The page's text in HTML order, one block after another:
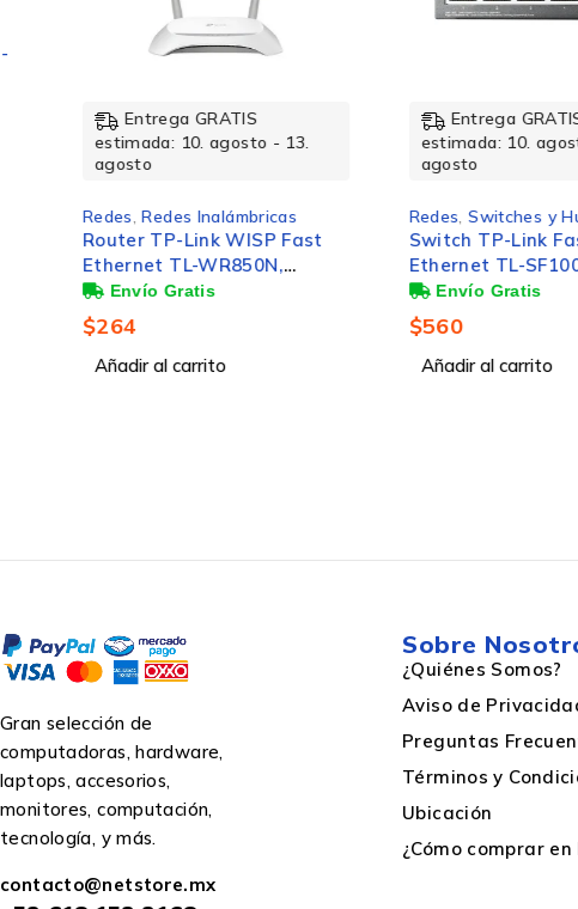
Ancho
Características de LAN inalámbrico
Estándares de Wi-Fi
Máximo estándar Wi-Fi
Diseño
Color de la carcasa
Indicadores LED
Entrega GRATIS
estimada: 10. agosto - 13.
Redes Inalámbricas
Router TP-Link WISP Fast
Ethernet TL-WR850N,
Inalámbrico, 300Mbit/s, 5x
RJ-45, 2.4GHz, 2 Antenas
Exteriores de 5dBi
Añadir al carrito
Entrega GRATIS
estimada: 10. agosto - 13.
Switches y Hubs
Switch TP-Link Fast
Ethernet TL-SF1005P, 5
Puertos 10/100Mbps (4x
PoE), 1 Gbit/s, 2000
Entradas - No
Añadir al carrito
Gran selección de
computadoras, hardware,
laptops, accesorios,
monitores, computación,
tecnología, y más.
contacto@netstore.mx
Sobre
¿Quiénes Somos?
Aviso de
Preguntas
Términos y
Ubicación
¿Cómo comprar